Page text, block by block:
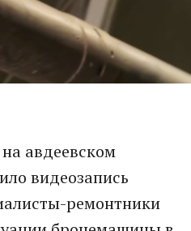
авдеевском
видеозапись
ремонтники